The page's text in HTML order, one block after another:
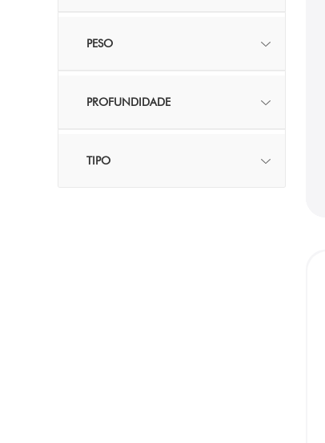
PESO
PROFUNDIDADE
TIPO